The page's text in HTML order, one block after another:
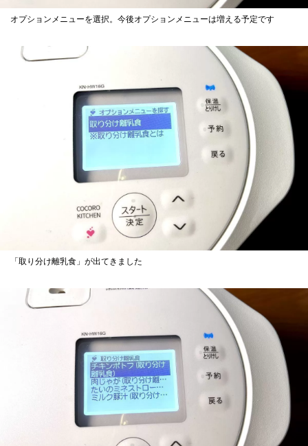
オプションメニューを選択。今後オプションメニューは増える予定です
「取り分け離乳食」が出てきました